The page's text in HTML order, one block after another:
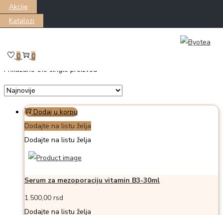
Akcije
Katalozi
to
navigation
to
content
0 0
Prikazano the single proizvod
Dodaj u korpu
Dodajte na listu želja
Dodajte na listu želja
Serum za mezoporaciju vitamin B3-30ml
1.500,00 rsd
Dodajte na listu želja